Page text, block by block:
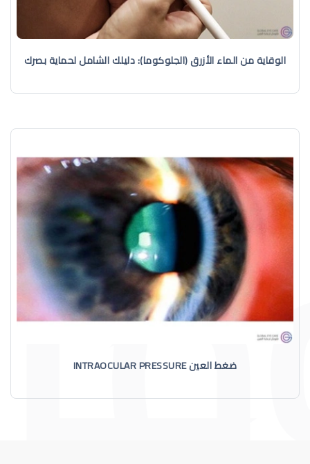
الوقاية من الماء الأزرق (الجلوكوما): دليلك الشامل لحماية بصرك
ضغط العين INTRAOCULAR PRESSURE